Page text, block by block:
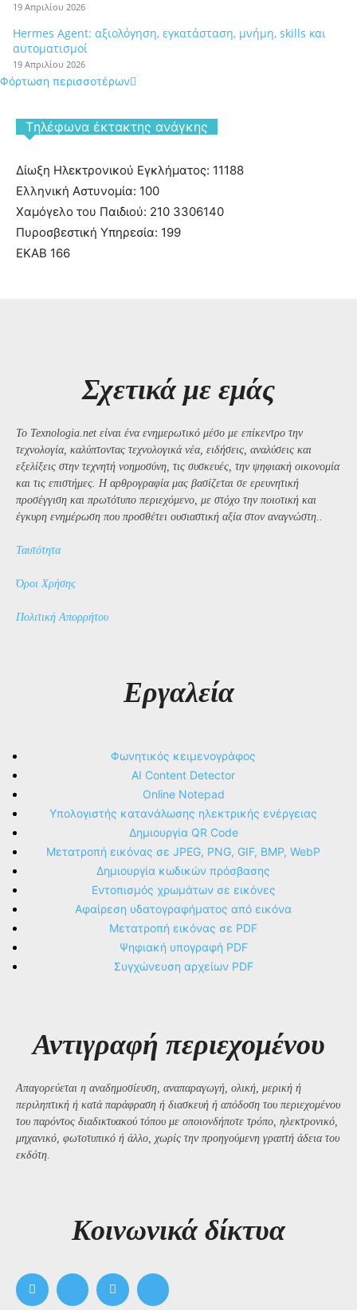
19 Απριλίου 2026
Hermes Agent: αξιολόγηση, εγκατάσταση, μνήμη, skills και
αυτοματισμοί
19 Απριλίου 2026
Φόρτωση περισσοτέρων
Tηλέφωνα έκτακτης ανάγκης
Δίωξη Ηλεκτρονικού Εγκλήματος: 11188
Ελληνική Αστυνομία: 100
Χαμόγελο του Παιδιού: 210 3306140
Πυροσβεστική Υπηρεσία: 199
ΕΚΑΒ 166
Σχετικά με εμάς
Το Texnologia.net είναι ένα ενημερωτικό μέσο με επίκεντρο την
τεχνολογία, καλύπτοντας τεχνολογικά νέα, ειδήσεις, αναλύσεις και
εξελίξεις στην τεχνητή νοημοσύνη, τις συσκευές, την ψηφιακή οικονομία
και τις επιστήμες. Η αρθρογραφία μας βασίζεται σε ερευνητική
προσέγγιση και πρωτότυπο περιεχόμενο, με στόχο την ποιοτική και
έγκυρη ενημέρωση που προσθέτει ουσιαστική αξία στον αναγνώστη..
Ταυτότητα
Όροι Χρήσης
Πολιτική Απορρήτου
Εργαλεία
Φωνητικός κειμενογράφος
AI Content Detector
Online Notepad
Υπολογιστής κατανάλωσης ηλεκτρικής ενέργειας
Δημιουργία QR Code
Μετατροπή εικόνας σε JPEG, PNG, GIF, BMP, WebP
Δημιουργία κωδικών πρόσβασης
Εντοπισμός χρωμάτων σε εικόνες
Αφαίρεση υδατογραφήματος από εικόνα
Μετατροπή εικόνας σε PDF
Ψηφιακή υπογραφή PDF
Συγχώνευση αρχείων PDF
Αντιγραφή περιεχομένου
Απαγορεύεται η αναδημοσίευση, αναπαραγωγή, ολική, μερική ή
περιληπτική ή κατά παράφραση ή διασκευή ή απόδοση του περιεχομένου
του παρόντος διαδικτυακού τόπου με οποιονδήποτε τρόπο, ηλεκτρονικό,
μηχανικό, φωτοτυπικό ή άλλο, χωρίς την προηγούμενη γραπτή άδεια του
εκδότη.
Kοινωνικά δίκτυα